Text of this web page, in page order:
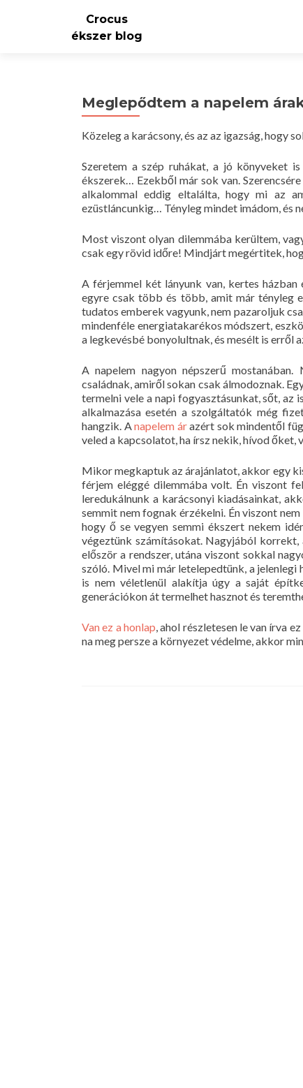
Crocus
ékszer blog
Meglepődtem a napelem
Közeleg a karácsony, és az az igazság, hogy
Szeretem a szép ruhákat, a jó könyveket
ékszerek… Ezekből már sok van.
alkalommal eddig eltalálta, hogy mi az
ezüstláncunkig… Tényleg mindet imádom, és
Most viszont olyan dilemmába kerültem,
csak egy rövid időre! Mindjárt megértitek,
A férjemmel két lányunk van, kertes
egyre csak több és több, amit már tényleg
tudatos emberek vagyunk, nem pazaroljuk
mindenféle energiatakarékos módszert,
a legkevésbé bonyolultnak, és mesélt is erről
A napelem nagyon népszerű
családnak, amiről sokan csak álmodoznak.
termelni vele a napi fogyasztásunkat, sőt, az
alkalmazása esetén a szolgáltatók még
hangzik. Anapelem árazért sok mindentől
veled a kapcsolatot, ha írsz nekik, hívod
Mikor megkaptuk az árajánlatot, akkor egy
férjem eléggé dilemmába volt. Én viszont
leredukálnunk a karácsonyi kiadásainkat,
semmit nem fognak érzékelni. Én viszont
hogy ő se vegyen semmi ékszert nekem
végeztünk számításokat. Nagyjából korrekt,
először a rendszer, utána viszont sokkal
szóló. Mivel mi már letelepedtünk, a
is nem véletlenül alakítja úgy a saját
generációkon át termelhet hasznot és
Van ez a honlap, ahol részletesen le van írva
na meg persze a környezet védelme, akkor